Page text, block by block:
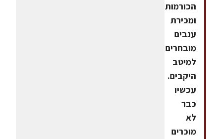
הכורמות
ומכירת
ענבים
מובחרים
למיטב
היקבים.
עכשיו
כבר
לא
מוכרים